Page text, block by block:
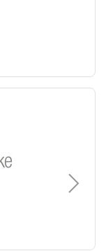
Boîtier
Corsair